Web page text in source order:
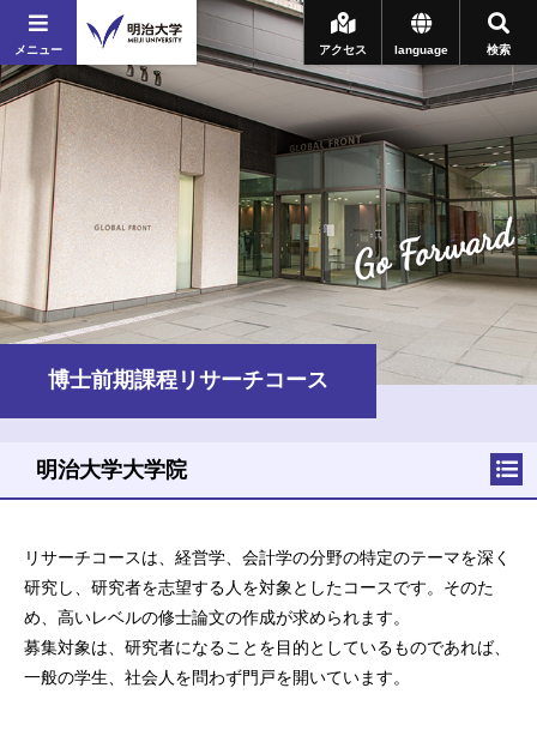
メニュー 検索
language
アクセス
Go Forward
博士前期課程リサーチコース
リサーチコースは、経営学、会計学の分野の特定のテーマを深く
研究し、研究者を志望する人を対象としたコースです。そのた
め、高いレベルの修士論文の作成が求められます。
募集対象は、研究者になることを目的としているものであれば、
一般の学生、社会人を問わず門戸を開いています。
明治大学大学院